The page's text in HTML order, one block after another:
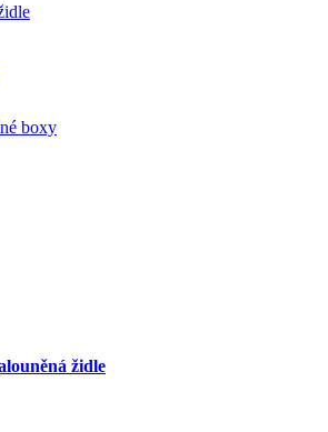
boxy
židle